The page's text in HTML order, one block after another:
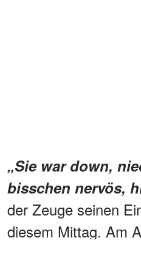
„Sie war down,
bisschen nervös,
der Zeuge seinen
diesem Mittag. Am